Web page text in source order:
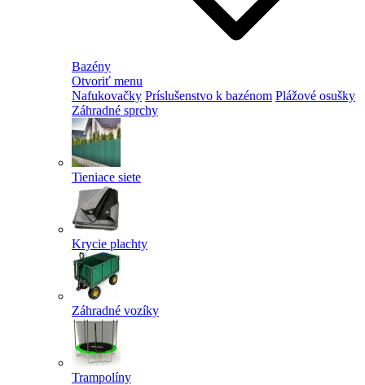
Bazény
Otvoriť menu
Nafukovačky Príslušenstvo k bazénom Plážové osušky
Záhradné sprchy
Tieniace siete
Krycie plachty
Záhradné vozíky
Trampolíny